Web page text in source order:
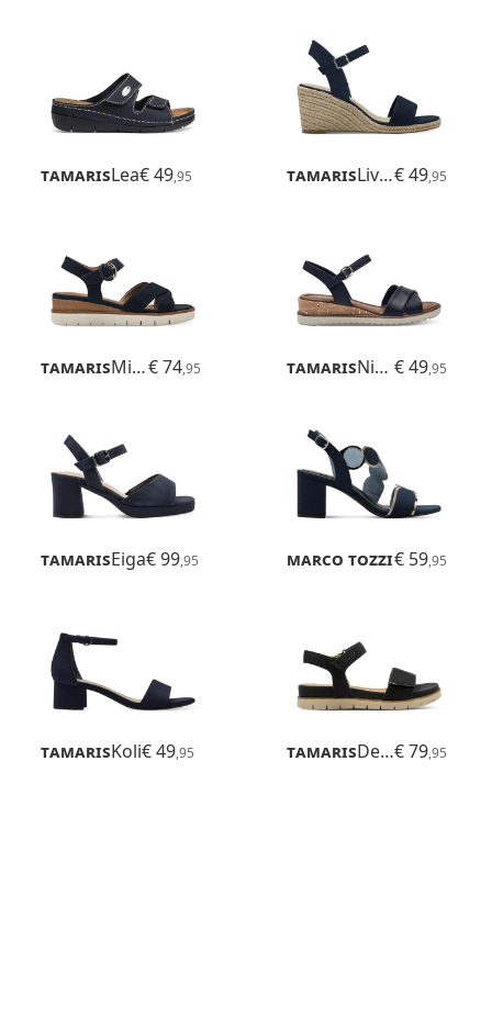
TamarisLea€ 49,95 Tamaris Livian€ 49,95
Tamaris Michi€ 74,95 Tamaris Nirmala € 49,95
TamarisEiga€ 99,95 Marco Tozzi Paduli
€ 59,95
TamarisKoli€ 49,95 Tamaris Delia€ 79,95